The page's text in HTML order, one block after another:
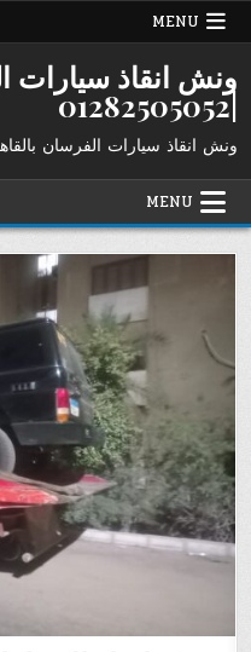
Skip
MENU
ونش انقاذ سيارات
|01282505052
ونش انقاذ سيارات الفرسان بالقاهرة
MENU